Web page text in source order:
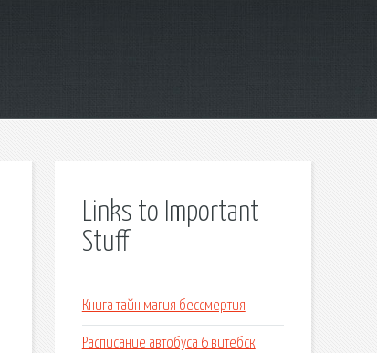
Links to Important
Stuff
Книга тайн магия бессмертия
Расписание автобуса 6 витебск